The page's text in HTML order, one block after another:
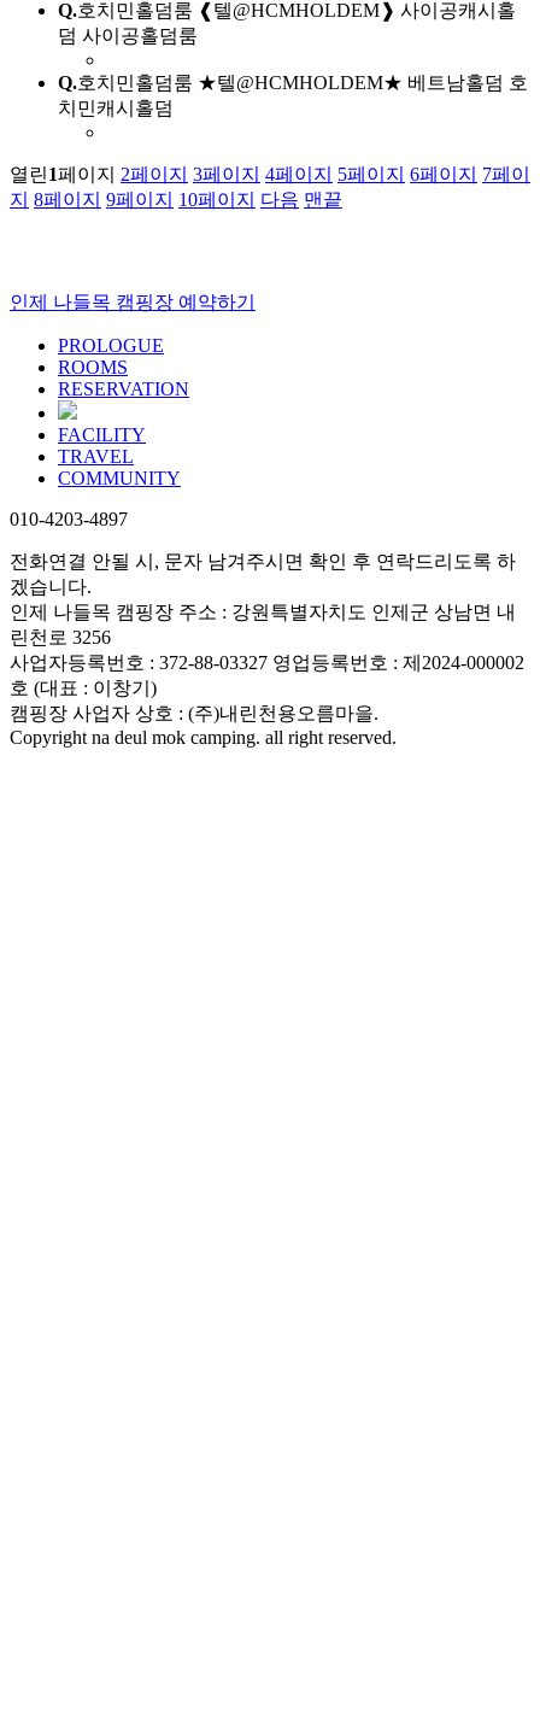
Q.호치민홀덤룸 ❰텔@HCMHOLDEM❱ 사이공캐시홀
덤 사이공홀덤룸
Q.호치민홀덤룸 ★텔@HCMHOLDEM★ 베트남홀덤 호
치민캐시홀덤
열린1페이지 2페이지 3페이지 4페이지 5페이지 6페이지 7페이
지 8페이지 9페이지 10페이지 다음 맨끝
인제 나들목 캠핑장 예약하기
PROLOGUE
ROOMS
RESERVATION
FACILITY
TRAVEL
COMMUNITY
010-4203-4897
전화연결 안될 시, 문자 남겨주시면 확인 후 연락드리도록 하
겠습니다.
인제 나들목 캠핑장 주소 : 강원특별자치도 인제군 상남면 내
린천로 3256
사업자등록번호 : 372-88-03327 영업등록번호 : 제2024-000002
호 (대표 : 이창기)
캠핑장 사업자 상호 : (주)내린천용오름마을.
Copyright na deul mok camping. all right reserved.